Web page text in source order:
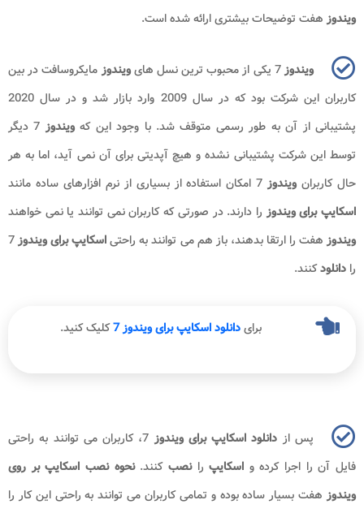
ویندوزهفت توضیحات بیشتری ارائه شده است.
ویندوز7 یکی از محبوب ترین نسل های ویندوزمایکروسافت در بین
کاربران این شرکت بود که در سال 2009 وارد بازار شد و در سال 2020
پشتیبانی از آن به طور رسمی متوقف شد. با وجود این کهویندوز
7 دیگر
توسط این شرکت پشتیبانی نشده و هیچ آپدیتی برای آن نمی آید، اما به هر
حال کاربران ویندوز 7 امکان استفاده از بسیاری از نرم افزارهای ساده مانند
اسکایپ برای ویندوزرا دارند. در صورتی که کاربران نمی توانند یا نمی خواهند
ویندوزهفت را ارتقا بدهند، باز هم می توانند به راحتیاسکایپ برای ویندوز7
را دانلودکنند.
برایدانلود اسکایپ برای ویندوز 7 کلیک کنید.
پس از دانلود اسکایپ برای ویندوز
7، کاربران می توانند به راحتی
فایل آن را اجرا کرده و اسکایپ رانصبکنند.نحوه نصب اسکایپ بر روی
ویندوزهفت بسیار ساده بوده و تمامی کاربران می توانند به راحتی این کار را